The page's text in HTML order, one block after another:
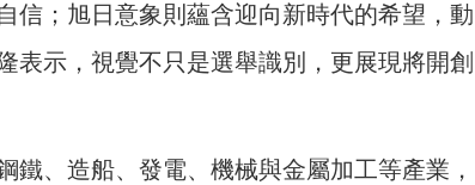
信；旭日意象則蘊含迎向新時代的希望，動
表示，視覺不只是選舉識別，更展現將開創
、造船、發電、機械與金屬加工等產業，